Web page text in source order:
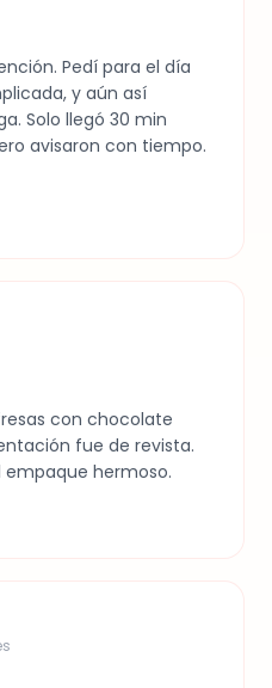
Pedí para el día
y aún así
Solo llegó 30 min
avisaron con tiempo.
con chocolate
fue de revista.
empaque hermoso.